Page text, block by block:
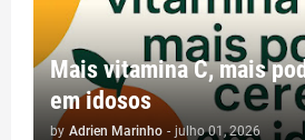
Mais vitamina C, mais
em idosos
by Adrien Marinho - julho 01, 2026